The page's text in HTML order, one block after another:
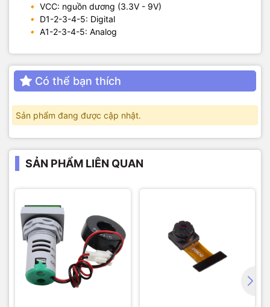
🔸 VCC: nguồn dương (3.3V - 9V)
🔸 D1-2-3-4-5: Digital
🔸 A1-2-3-4-5: Analog
Có thể bạn thích
Sản phẩm đang được cập nhật.
SẢN PHẨM LIÊN QUAN